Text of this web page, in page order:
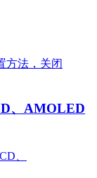
、AMOLED